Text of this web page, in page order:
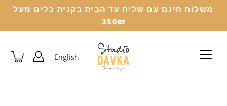
משלוח חינם עם שליח עד הבית בקנית כלים מעל
350₪
English